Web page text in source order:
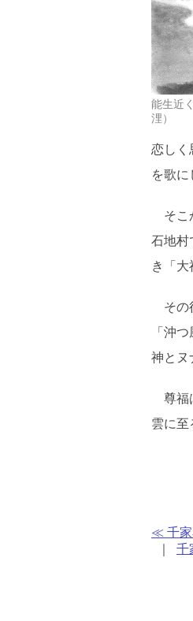
能生近
浬）
恋しく
を歌に
そこ
石地村
き「大
その
「沖
神とヌ
尊福
雲に至
≪ 千家
千